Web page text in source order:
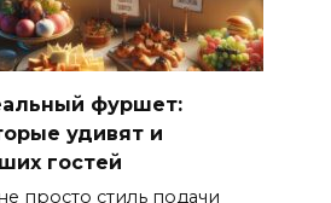
фуршет:
удивят и
гостей
просто стиль подачи